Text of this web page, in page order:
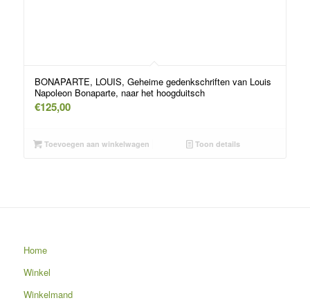
BONAPARTE, LOUIS, Geheime gedenkschriften van Louis
Napoleon Bonaparte, naar het hoogduitsch
€125,00
Toevoegen aan winkelwagen Toon details
Home
Winkel
Winkelmand